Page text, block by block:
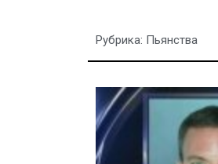
Рубрика: Пьянства